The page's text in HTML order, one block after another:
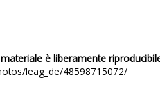
è liberamente
leag_de/48598715072/